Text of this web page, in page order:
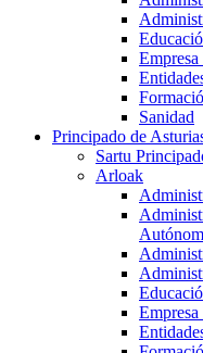
Empresa
Sanidad
Principado de
Sartu
Arloak
Empresa